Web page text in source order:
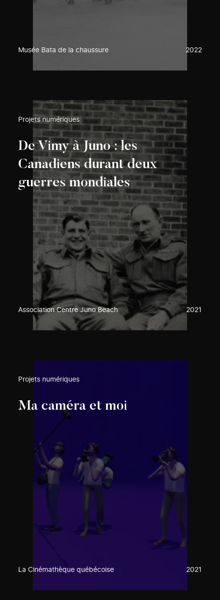
Musée Bata de la chaussure 2022
Projets numériques
De Vimy à Juno : les
Canadiens durant deux
guerres mondiales
Association Centre Juno Beach 2021
Projets numériques
Ma caméra et moi
La Cinémathèque québécoise 2021